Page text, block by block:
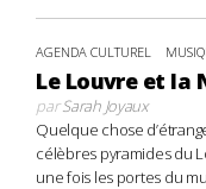
AGENDA CULTUREL
Le Louvre et la
parSarah Joyaux
Quelque chose
célèbres pyramides du
une fois les portes du